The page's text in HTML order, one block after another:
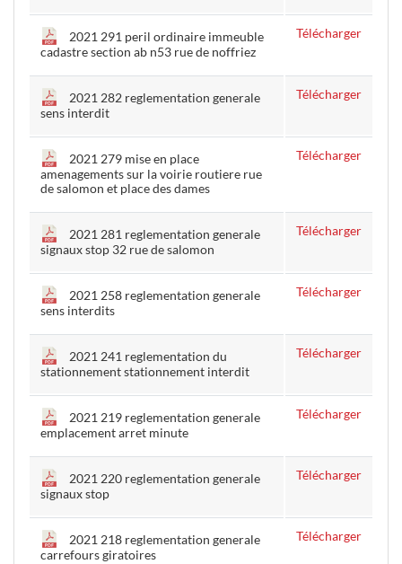
2021 291 peril ordinaire immeuble
cadastre section ab n53 rue de noffriez
Télécharger
2021 282 reglementation generale
sens interdit
Télécharger
2021 279 mise en place
amenagements sur la voirie routiere rue
de salomon et place des dames
Télécharger
2021 281 reglementation generale
signaux stop 32 rue de salomon
Télécharger
2021 258 reglementation generale
sens interdits
Télécharger
2021 241 reglementation du
stationnement stationnement interdit
Télécharger
2021 219 reglementation generale
emplacement arret minute
Télécharger
2021 220 reglementation generale
signaux stop
Télécharger
2021 218 reglementation generale
carrefours giratoires
Télécharger